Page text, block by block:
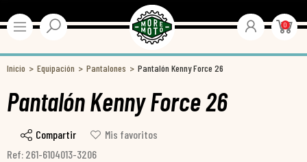
0
Inicio Equipación Pantalones Pantalón Kenny Force 26
Pantalón Kenny Force 26
Compartir
Mis favoritos
Ref: 261-6104013-3206